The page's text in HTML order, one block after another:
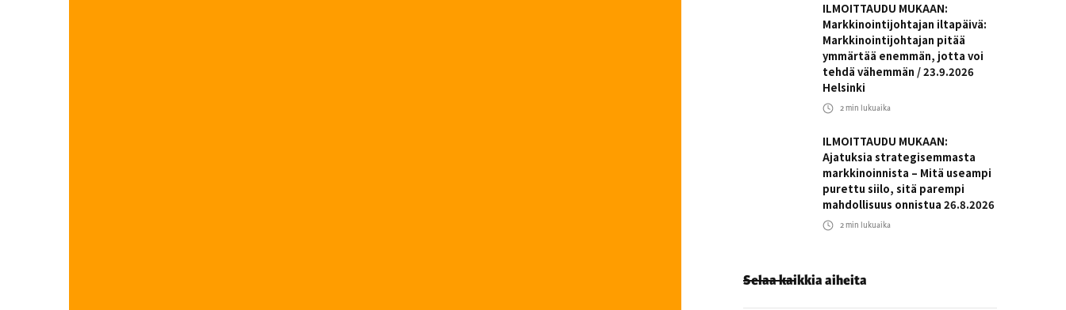
ILMOITTAUDU MUKAAN:
Markkinointijohtajan iltapäivä:
Markkinointijohtajan pitää
ymmärtää enemmän, jotta voi
tehdä vähemmän / 23.9.2026
Helsinki
2min lukuaika
ILMOITTAUDU MUKAAN:
Ajatuksia strategisemmasta
markkinoinnista – Mitä useampi
purettu siilo, sitä parempi
mahdollisuus onnistua 26.8.2026
2min lukuaika
Selaa kaikkia aiheita